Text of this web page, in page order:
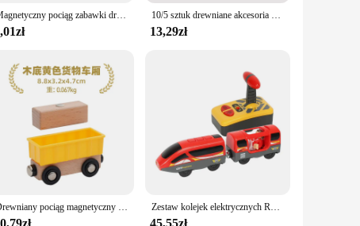
Magnetyczny pociąg zabawki drewniane akcesoria pociągowe Anime James lokomotywa samochód pojazdy kolejowe pociągi torowe zabawki prezenty dla dzieci 10/5 sztuk drewniane akcesoria do torów kolejowych plastikowe klocki Adapter drewniane złącza torów pasujące do torów kolejowych zabawki
13,29zł
Drewniany pociąg magnetyczny Samolot Drewniany tor Kolejowy helikopter Samochód Ciężarówka Akcesoria Zabawka dla dzieci Dopasuj drewniane tory Biro Zestaw kolejek elektrycznych RC Zabawki dla dzieci Samochód Diecast Zabawka szczelinowa Pasuje do standardowego drewnianego toru kolejowego Akumulator Świąteczny zestaw ścieżek
45,55zł